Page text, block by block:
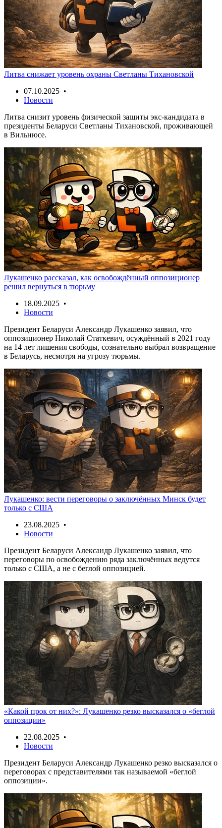
Литва снижает уровень охраны Светланы Тихановской
07.10.2025 •
Новости
Литва снизит уровень физической защиты экс-кандидата в
президенты Беларуси Светланы Тихановской, проживающей
в Вильнюсе.
Лукашенко рассказал, как освобождённый оппозиционер
решил вернуться в тюрьму
18.09.2025 •
Новости
Президент Беларуси Александр Лукашенко заявил, что
оппозиционер Николай Статкевич, осуждённый в 2021 году
на 14 лет лишения свободы, сознательно выбрал возвращение
в Беларусь, несмотря на угрозу тюрьмы.
Лукашенко: вести переговоры о заключённых Минск будет
только с США
23.08.2025 •
Новости
Президент Беларуси Александр Лукашенко заявил, что
переговоры по освобождению ряда заключённых ведутся
только с США, а не с беглой оппозицией.
«Какой прок от них?»: Лукашенко резко высказался о «беглой
оппозиции»
22.08.2025 •
Новости
Президент Беларуси Александр Лукашенко резко высказался о
переговорах с представителями так называемой «беглой
оппозиции».